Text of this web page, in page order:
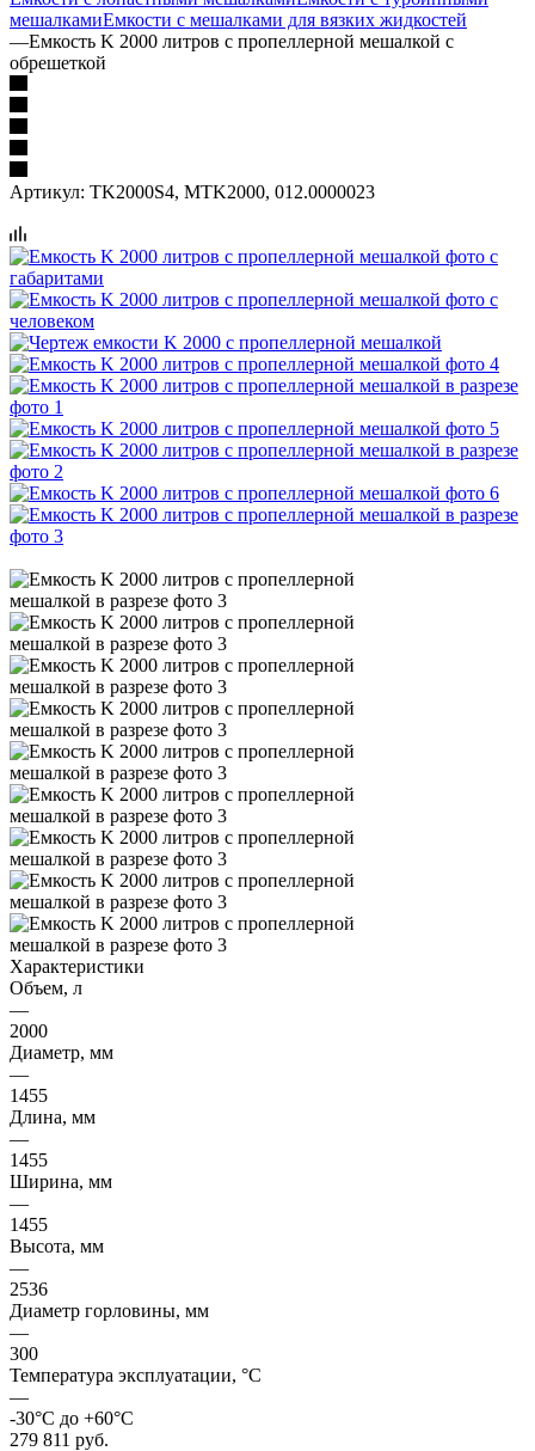
мешалкамиЕмкости с мешалками для вязких жидкостей
—Емкость K 2000 литров с пропеллерной мешалкой с
обрешеткой
Артикул: TK2000S4, MTK2000, 012.0000023
Характеристики
Объем, л
—
2000
Диаметр, мм
—
1455
Длина, мм
—
1455
Ширина, мм
—
1455
Высота, мм
—
2536
Диаметр горловины, мм
—
300
Температура эксплуатации, °C
—
-30°C до +60°C
279 811 руб.